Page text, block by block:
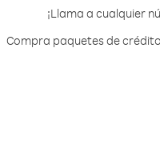
¡Llama a cualquier
Compra paquetes de